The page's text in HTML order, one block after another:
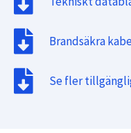
Brandsäkra
Se fler